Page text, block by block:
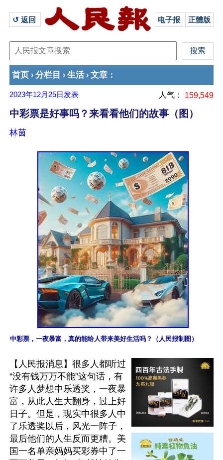
↺ 返回 电子报 正體版
首页 › 分栏目 › 生活 › 文章 ：
2023年12月25日 发表 人气： 159,549
中彩票是好事吗？来看看他们的故事（图）
林茵
中彩票，一夜暴富，真的能给人带来美好生活吗？（人民报制图）
【人民报消息】很多人都听过
“没有钱万万不能”这句话，有
许多人梦想中乐透奖，一夜暴
富，从此人生大翻身，过上好
日子。但是，现实中很多人中
了乐透奖以后，风光一阵子，
最后他们的人生反而更糟。美
国一名单亲妈妈买彩券中了一